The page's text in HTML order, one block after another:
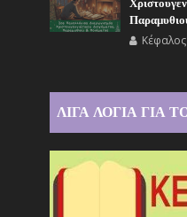
Κέφαλος
ΛΙΓΑ ΛΟΓΙΑ ΓΙΑ